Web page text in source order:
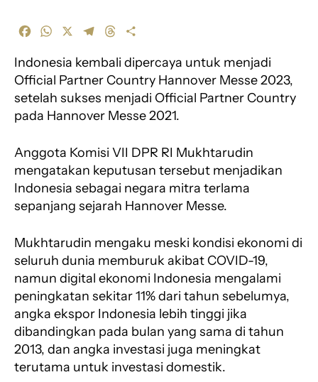
c
e
b
o
o
W
a
t
s
A
p
l
e
g
a
r
e
a
d
s
a
r
e
Indonesia kembali dipercaya untuk menjadi
Official Partner Country Hannover Messe 2023,
setelah sukses menjadi Official Partner Country
pada Hannover Messe 2021.
Anggota Komisi VII DPR RI Mukhtarudin
mengatakan keputusan tersebut menjadikan
Indonesia sebagai negara mitra terlama
sepanjang sejarah Hannover Messe.
Mukhtarudin mengaku meski kondisi ekonomi di
seluruh dunia memburuk akibat COVID-19,
namun digital ekonomi Indonesia mengalami
peningkatan sekitar 11% dari tahun sebelumya,
angka ekspor Indonesia lebih tinggi jika
dibandingkan pada bulan yang sama di tahun
2013, dan angka investasi juga meningkat
terutama untuk investasi domestik.